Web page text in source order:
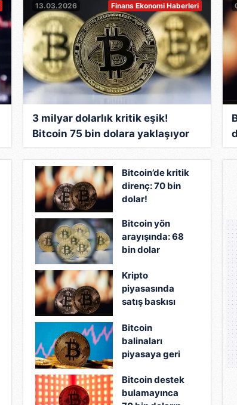
13.03.2026 Finans Ekonomi Haberleri
3 milyar dolarlık kritik eşik!
Bitcoin 75 bin dolara yaklaşıyor
Bitcoin’de kritik
direnç: 70 bin
dolar!
Bitcoin yön
arayışında: 68
bin dolar
Kripto
piyasasında
satış baskısı
BlockFills
işlemleri askıya
aldı
Bitcoin
balinaları
piyasaya geri
Bitcoin destek
bulamayınca